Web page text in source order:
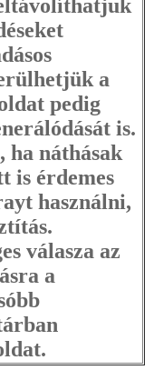
a
pedig
is.
ha náthásak
is érdemes
használni,
válasza az
a